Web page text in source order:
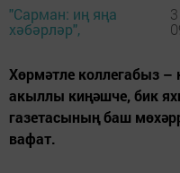
"Сарман: иң яңа
хәбәрләр",
Хөрмәтле коллегабыз –
акыллы киңәшче, бик
газетасының баш
вафат.